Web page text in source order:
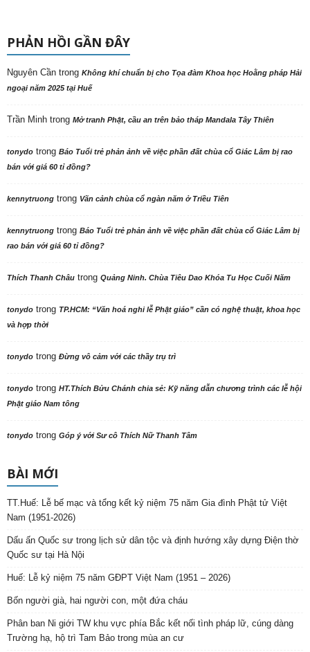
PHẢN HỒI GẦN ĐÂY
Nguyên Cần trong Không khí chuẩn bị cho Tọa đàm Khoa học Hoằng pháp Hải
ngoại năm 2025 tại Huế
Trần Minh trong Mở tranh Phật, cầu an trên bảo tháp Mandala Tây Thiên
tonydo trong Báo Tuổi trẻ phản ảnh về việc phần đất chùa cổ Giác Lâm bị rao
bán với giá 60 tỉ đồng?
kennytruong trong Vãn cảnh chùa cổ ngàn năm ở Triều Tiên
kennytruong trong Báo Tuổi trẻ phản ảnh về việc phần đất chùa cổ Giác Lâm bị
rao bán với giá 60 tỉ đồng?
Thích Thanh Châu trong Quảng Ninh. Chùa Tiêu Dao Khóa Tu Học Cuối Năm
tonydo trong TP.HCM: “Văn hoá nghi lễ Phật giáo” cần có nghệ thuật, khoa học
và hợp thời
tonydo trong Đừng vô cảm với các thầy trụ trì
tonydo trong HT.Thích Bửu Chánh chia sẻ: Kỹ năng dẫn chương trình các lễ hội
Phật giáo Nam tông
tonydo trong Góp ý với Sư cô Thích Nữ Thanh Tâm
BÀI MỚI
TT.Huế: Lễ bế mạc và tổng kết kỷ niệm 75 năm Gia đình Phật tử Việt
Nam (1951-2026)
Dấu ấn Quốc sư trong lịch sử dân tộc và định hướng xây dựng Điện thờ
Quốc sư tại Hà Nội
Huế: Lễ kỷ niệm 75 năm GĐPT Việt Nam (1951 – 2026)
Bốn người già, hai người con, một đứa cháu
Phân ban Ni giới TW khu vực phía Bắc kết nối tình pháp lữ, cúng dàng
Trường hạ, hộ trì Tam Bảo trong mùa an cư